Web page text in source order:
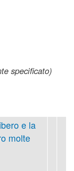
specificato)
e la
molte